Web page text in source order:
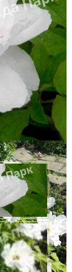
(Фея Луны)